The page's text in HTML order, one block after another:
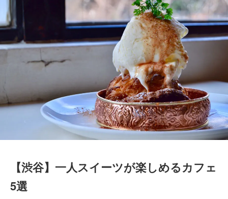
【渋谷】一人スイーツが楽しめるカフェ
5選